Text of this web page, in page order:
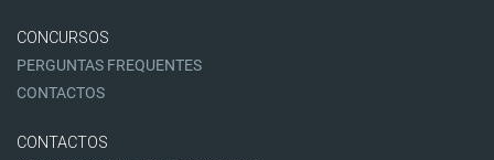
CONCURSOS
PERGUNTAS FREQUENTES
CONTACTOS
CONTACTOS